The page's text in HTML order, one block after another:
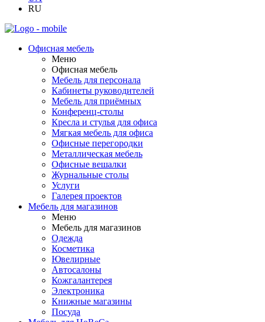
RU
Офисная мебель
Меню
Офисная мебель
Мебель для персонала
Кабинеты руководителей
Мебель для приёмных
Конференц-столы
Кресла и стулья для офиса
Мягкая мебель для офиса
Офисные перегородки
Металлическая мебель
Офисные вешалки
Журнальные столы
Услуги
Галерея проектов
Мебель для магазинов
Меню
Мебель для магазинов
Одежда
Косметика
Ювелирные
Автосалоны
Кожгалантерея
Электроника
Книжные магазины
Посуда